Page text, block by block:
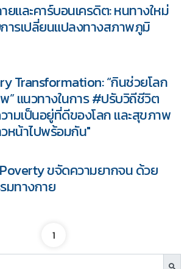
ยและคาร์บอนเครดิต: หนทางใหม่
ารเปลี่ยนแปลงทางสภาพภูมิ
Transformation: “กินช่วยโลก
” แนวทางในการ #ปรับวิถีชีวิต
ามเป็นอยู่ที่ดีของโลก และสุขภาพ
หน้าไปพร้อมกัน"
Poverty ขจัดความยากจน ด้วย
มทางกาย
1